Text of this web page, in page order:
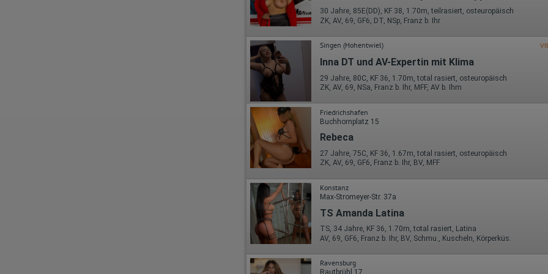
30 Jahre, 85E(DD), KF 38, 1.70m, teilrasiert, osteuropäisch
ZK, AV, 69, GF6, DT, NSp, Franz b. Ihr
Singen (Hohentwiel)
Inna DT und AV-Expertin mit Klima
29 Jahre, 80C, KF 36, 1.70m, total rasiert, osteuropäisch
ZK, AV, 69, NSa, Franz b. Ihr, MFF, AV b. Ihm
Friedrichshafen
Buchhornplatz 15
Rebeca
27 Jahre, 75C, KF 36, 1.67m, total rasiert, osteuropäisch
ZK, AV, 69, GF6, Franz b. Ihr, BV, MFF
Konstanz
Max-Stromeyer-Str. 37a
TS Amanda Latina
TS, 34 Jahre, KF 36, 1.70m, total rasiert, Latina
AV, 69, GF6, Franz b. Ihr, BV, Schmu., Kuscheln, Körperküs.
Ravensburg